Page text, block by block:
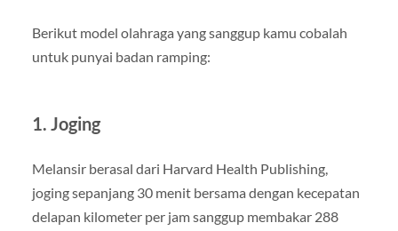
Berikut model olahraga yang sanggup kamu cobalah
untuk punyai badan ramping:
1. Joging
Melansir berasal dari Harvard Health Publishing,
joging sepanjang 30 menit bersama dengan kecepatan
delapan kilometer per jam sanggup membakar 288